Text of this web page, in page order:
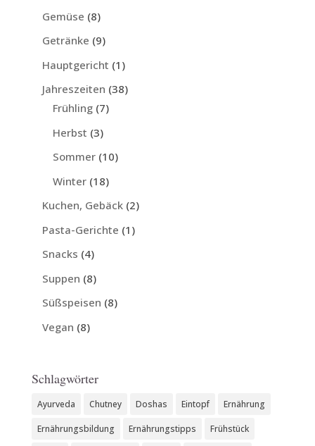
Gemüse (8)
Getränke (9)
Hauptgericht (1)
Jahreszeiten (38)
Frühling(7)
Herbst (3)
Sommer(10)
Winter(18)
Kuchen, Gebäck(2)
Pasta-Gerichte (1)
Snacks (4)
Suppen (8)
Süßspeisen (8)
Vegan (8)
Schlagwörter
Ayurveda Chutney Doshas Eintopf Ernährung
Ernährungsbildung Ernährungstipps Frühstück